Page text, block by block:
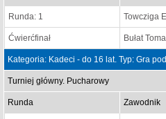
Runda: 1 Towcziga
Ćwierćfinał Bułat
Kategoria: Kadeci - do 16 lat. Typ: Gra
Turniej główny. Pucharowy
Runda Zawodnik